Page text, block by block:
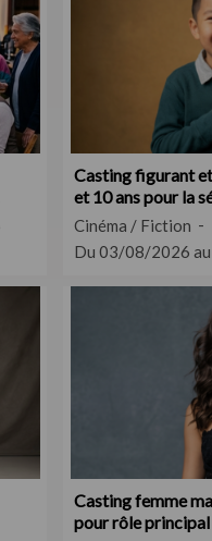
Casting figurant
et 10 ans pour la
appartient
Cinéma / Fiction
Du 03/08/2026
Casting femme
pour rôle